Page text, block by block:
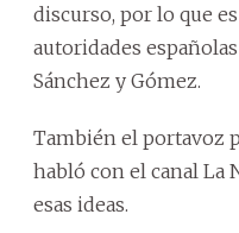
discurso, por lo que
autoridades
Sánchez y Gómez.
También el portavoz
habló con el canal La
esas ideas.